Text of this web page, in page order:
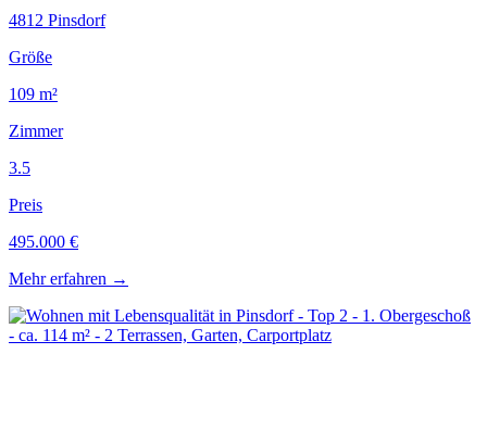
4812 Pinsdorf
Größe
109 m²
Zimmer
3.5
Preis
495.000 €
Mehr erfahren →